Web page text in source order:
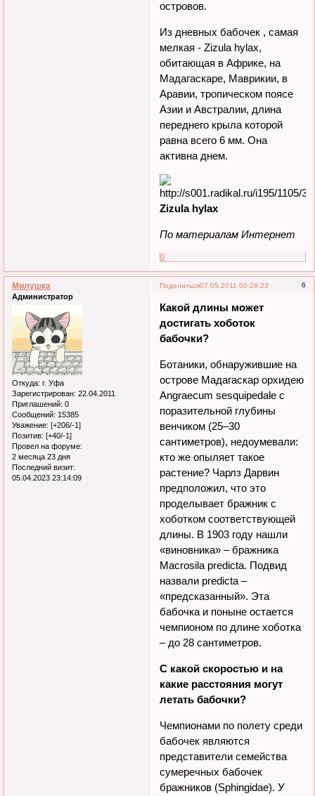
островов.
Из дневных бабочек , самая
мелкая - Zizula hylax,
обитающая в Африке, на
Мадагаскаре, Маврикии, в
Аравии, тропическом поясе
Азии и Австралии, длина
переднего крыла которой
равна всего 6 мм. Она
активна днем.
Zizula hylax
По материалам Интернет
0
Поделиться 6
07.05.2011 00:28:23
Милушка
Администратор
Откуда: г. Уфа
Зарегистрирован: 22.04.2011
Приглашений: 0
Сообщений: 15385
Уважение: [+206/-1]
Позитив: [+40/-1]
Провел на форуме:
2 месяца 23 дня
Последний визит:
05.04.2023 23:14:09
Какой длины может
достигать хоботок
бабочки?
Ботаники, обнаружившие на
острове Мадагаскар орхидею
Angraecum sesquipedale с
поразительной глубины
венчиком (25–30
сантиметров), недоумевали:
кто же опыляет такое
растение? Чарлз Дарвин
предположил, что это
проделывает бражник с
хоботком соответствующей
длины. В 1903 году нашли
«виновника» – бражника
Macrosila predicta. Подвид
назвали predicta –
«предсказанный». Эта
бабочка и поныне остается
чемпионом по длине хоботка
– до 28 сантиметров.
С какой скоростью и на
какие расстояния могут
летать бабочки?
Чемпионами по полету среди
бабочек являются
представители семейства
сумеречных бабочек
бражников (Sphingidae). У